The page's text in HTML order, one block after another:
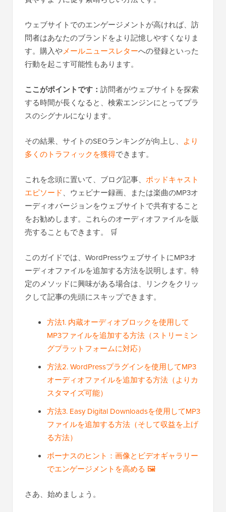
ウェブサイトでのエンゲージメントが高ければ、訪
問者はあなたのブランドをより記憶しやすくなりま
す。購入やメールニュースレターへの登録といった
行動を起こす可能性もあります。
ここがポイントです： 訪問者がウェブサイトを探索
する時間が長くなると、検索エンジンにとってプラ
スのシグナルになります。
その結果、サイトのSEOランキングが向上し、 より
多くのトラフィックを獲得できます。
これを念頭に置いて、ブログ記事、 ポッドキャスト
エピソード、ウェビナー録画、または楽曲のMP3オ
ーディオバージョンをウェブサイトで共有すること
をお勧めします。これらのオーディオファイルを販
売することもできます。 🛒
このガイドでは、WordPressウェブサイトにMP3オ
ーディオファイルを追加する方法を説明します。特
定のメソッドに興味がある場合は、リンクをクリッ
クして記事の先頭にスキップできます。
方法1. 内蔵オーディオブロックを使用して
MP3ファイルを追加する方法（ストリーミン
グプラットフォームに対応）
方法2. WordPressプラグインを使用してMP3
オーディオファイルを追加する方法（よりカ
スタマイズ可能）
方法3. Easy Digital Downloadsを使用してMP3
ファイルを追加する方法（そして収益を上げ
る方法）
ボーナスのヒント：画像とビデオギャラリー
でエンゲージメントを高める 🖼️
さあ、始めましょう。